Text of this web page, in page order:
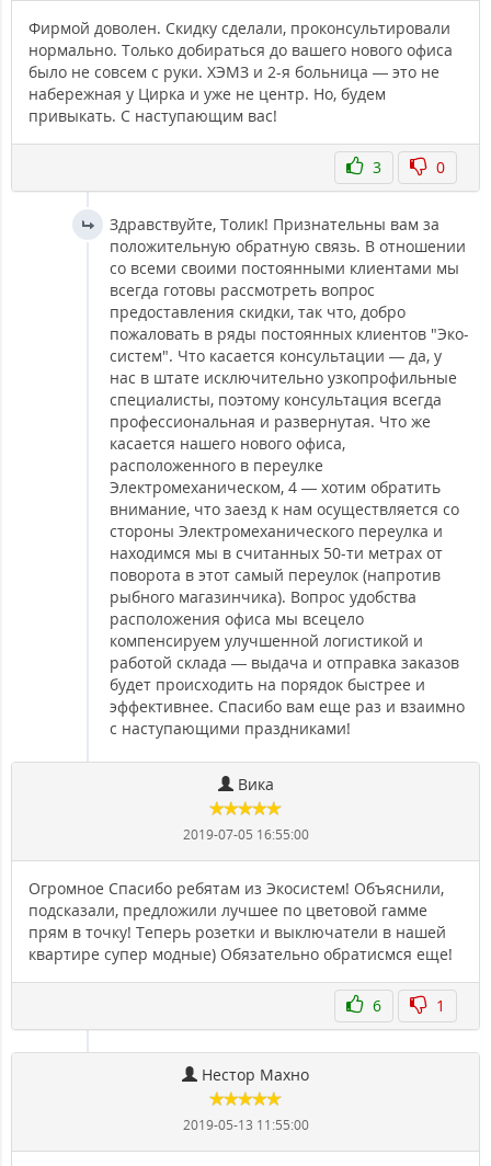
Фирмой доволен. Скидку сделали, проконсультировали
нормально. Только добираться до вашего нового офиса
было не совсем с руки. ХЭМЗ и 2-я больница — это не
набережная у Цирка и уже не центр. Но, будем
привыкать. С наступающим вас!
3 0
Здравствуйте, Толик! Признательны вам за
положительную обратную связь. В отношении
со всеми своими постоянными клиентами мы
всегда готовы рассмотреть вопрос
предоставления скидки, так что, добро
пожаловать в ряды постоянных клиентов "Эко-
систем". Что касается консультации — да, у
нас в штате исключительно узкопрофильные
специалисты, поэтому консультация всегда
профессиональная и развернутая. Что же
касается нашего нового офиса,
расположенного в переулке
Электромеханическом, 4 — хотим обратить
внимание, что заезд к нам осуществляется со
стороны Электромеханического переулка и
находимся мы в считанных 50-ти метрах от
поворота в этот самый переулок (напротив
рыбного магазинчика). Вопрос удобства
расположения офиса мы всецело
компенсируем улучшенной логистикой и
работой склада — выдача и отправка заказов
будет происходить на порядок быстрее и
эффективнее. Спасибо вам еще раз и взаимно
с наступающими праздниками!
Вика
2019-07-05 16:55:00
Огромное Спасибо ребятам из Экосистем! Объяснили,
подсказали, предложили лучшее по цветовой гамме
прям в точку! Теперь розетки и выключатели в нашей
квартире супер модные) Обязательно обратисмся еще!
6 1
Нестор Махно
2019-05-13 11:55:00